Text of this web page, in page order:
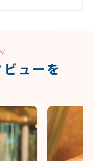
ューを